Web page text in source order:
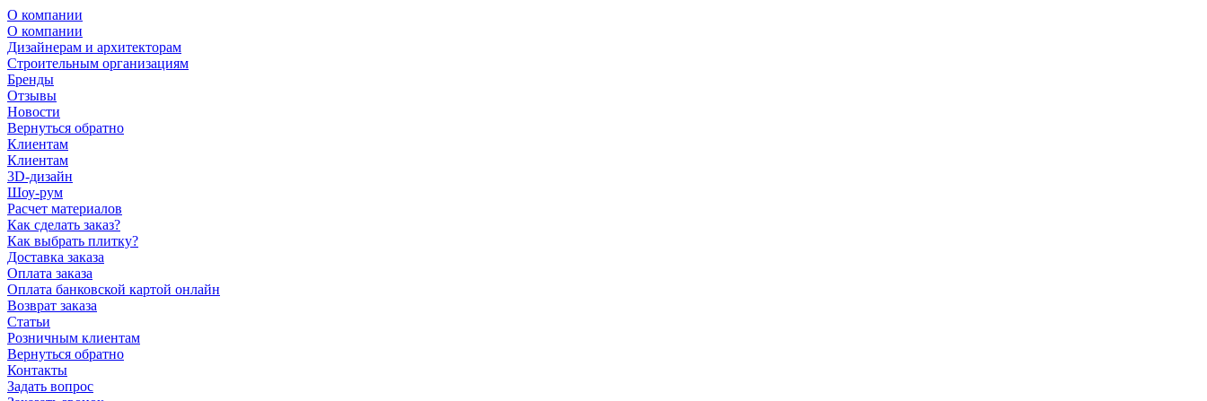
О компании
О компании
Дизайнерам и архитекторам
Строительным организациям
Бренды
Отзывы
Новости
Вернуться обратно
Клиентам
Клиентам
3D-дизайн
Шоу-рум
Расчет материалов
Как сделать заказ?
Как выбрать плитку?
Доставка заказа
Оплата заказа
Оплата банковской картой онлайн
Возврат заказа
Статьи
Розничным клиентам
Вернуться обратно
Контакты
Задать вопрос